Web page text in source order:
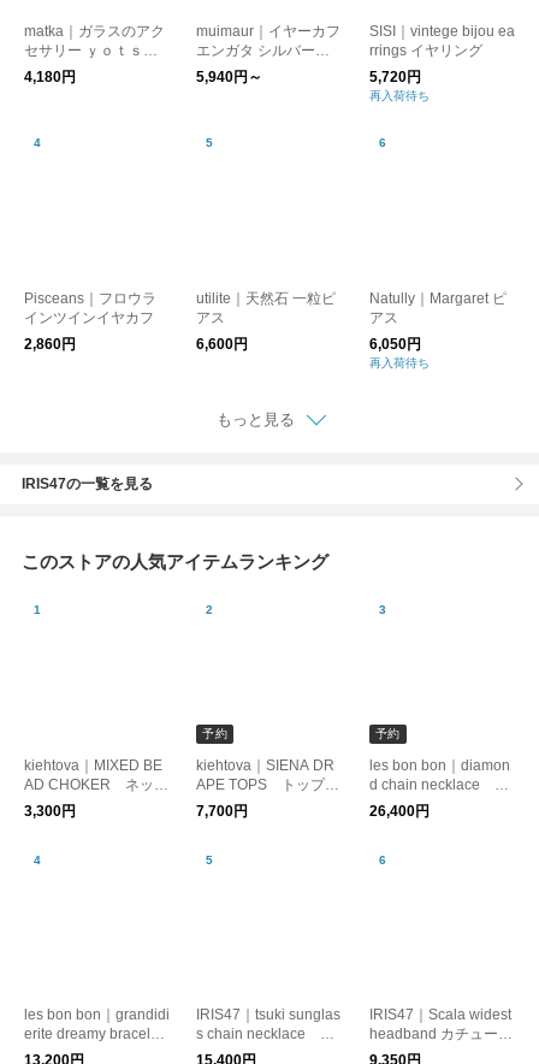
matka｜ガラスのアク
セサリー ｙｏｔｓｕ
（ヨツ）【ピアス・イ
ヤリング】【プレゼン
4,180円
muimaur｜イヤーカフ
エンガタ シルバー
［ギフト/贈り物］
5,940円～
SISI｜vintege bijou ea
rrings イヤリング
5,720円
再入荷待ち
Pisceans｜フロウラ
インツインイヤカフ
2,860円
utilite｜天然石 一粒ピ
アス
6,600円
Natully｜Margaret ピ
アス
6,050円
再入荷待ち
もっと見る
IRIS47の一覧を見る
このストアの人気アイテムランキング
kiehtova｜MIXED BE
AD CHOKER ネック
レス コード レイヤ
ード
3,300円
予約
kiehtova｜SIENA DR
APE TOPS トップ
ス カットソー ドレ
ープ
7,700円
予約
les bon bon｜diamon
d chain necklace ダ
イヤモンド 10金
ネックレス
26,400円
les bon bon｜grandidi
erite dreamy bracelet
ブレスレット 天然
IRIS47｜tsuki sunglas
s chain necklace ネ
ックレス サングラス
IRIS47｜Scala widest
headband カチューシ
ャ ベロア